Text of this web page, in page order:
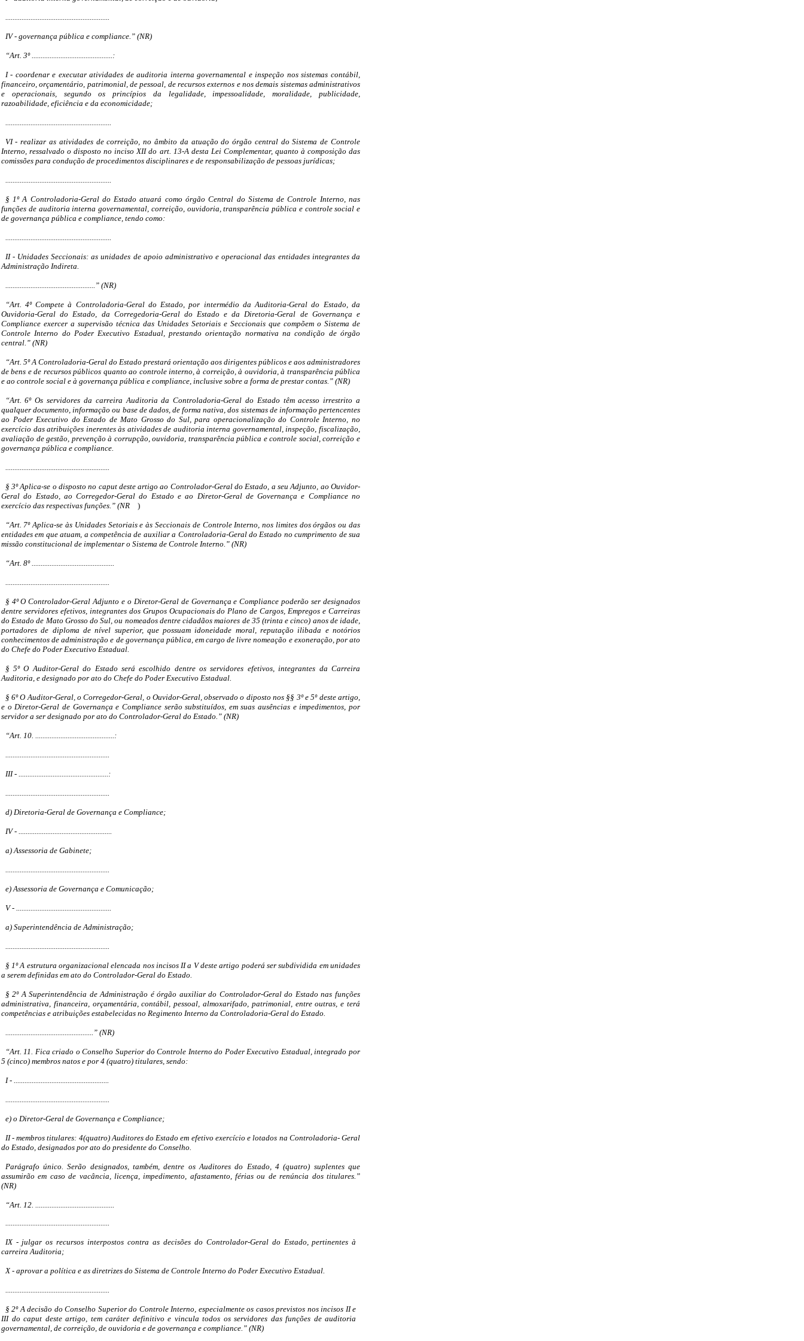
..........................................................
IV - governança pública e compliance.” (NR)
“Art. 3º .............................................:
I - coordenar e executar atividades de auditoria interna governamental e inspeção nos sistemas contábil,
financeiro, orçamentário, patrimonial, de pessoal, de recursos externos e nos demais sistemas administrativos
e operacionais, segundo os princípios da legalidade, impessoalidade, moralidade, publicidade,
razoabilidade, eficiência e da economicidade;
...........................................................
VI - realizar as atividades de correição, no âmbito da atuação do órgão central do Sistema de Controle
Interno, ressalvado o disposto no inciso XII do art. 13-A desta Lei Complementar, quanto à composição das
comissões para condução de procedimentos disciplinares e de responsabilização de pessoas jurídicas;
...........................................................
§ 1º A Controladoria-Geral do Estado atuará como órgão Central do Sistema de Controle Interno, nas
funções de auditoria interna governamental, correição, ouvidoria, transparência pública e controle social e
de governança pública e compliance, tendo como:
...........................................................
II - Unidades Seccionais: as unidades de apoio administrativo e operacional das entidades integrantes da
Administração Indireta.
..................................................” (NR)
“Art. 4º Compete à Controladoria-Geral do Estado, por intermédio da Auditoria-Geral do Estado, da
Ouvidoria-Geral do Estado, da Corregedoria-Geral do Estado e da Diretoria-Geral de Governança e
Compliance exercer a supervisão técnica das Unidades Setoriais e Seccionais que compõem o Sistema de
Controle Interno do Poder Executivo Estadual, prestando orientação normativa na condição de órgão
central.” (NR)
“Art. 5º A Controladoria-Geral do Estado prestará orientação aos dirigentes públicos e aos administradores
de bens e de recursos públicos quanto ao controle interno, à correição, à ouvidoria, à transparência pública
e ao controle social e à governança pública e compliance, inclusive sobre a forma de prestar contas.” (NR)
“Art. 6º Os servidores da carreira Auditoria da Controladoria-Geral do Estado têm acesso irrestrito a
qualquer documento, informação ou base de dados, de forma nativa, dos sistemas de informação pertencentes
ao Poder Executivo do Estado de Mato Grosso do Sul, para operacionalização do Controle Interno, no
exercício das atribuições inerentes às atividades de auditoria interna governamental, inspeção, fiscalização,
avaliação de gestão, prevenção à corrupção, ouvidoria, transparência pública e controle social, correição e
governança pública e compliance.
..........................................................
§ 3º Aplica-se o disposto no caput deste artigo ao Controlador-Geral do Estado, a seu Adjunto, ao Ouvidor-
Geral do Estado, ao Corregedor-Geral do Estado e ao Diretor-Geral de Governança e Compliance no
exercício das respectivas funções.” (NR
)
“Art. 7º Aplica-se às Unidades Setoriais e às Seccionais de Controle Interno, nos limites dos órgãos ou das
entidades em que atuam, a competência de auxiliar a Controladoria-Geral do Estado no cumprimento de sua
missão constitucional de implementar o Sistema de Controle Interno.” (NR)
“Art. 8º ..............................................
..........................................................
§ 4º O Controlador-Geral Adjunto e o Diretor-Geral de Governança e Compliance poderão ser designados
dentre servidores efetivos, integrantes dos Grupos Ocupacionais do Plano de Cargos, Empregos e Carreiras
do Estado de Mato Grosso do Sul, ou nomeados dentre cidadãos maiores de 35 (trinta e cinco) anos de idade,
portadores de diploma de nível superior, que possuam idoneidade moral, reputação ilibada e notórios
conhecimentos de administração e de governança pública, em cargo de livre nomeação e exoneração, por ato
do Chefe do Poder Executivo Estadual.
§ 5º O Auditor-Geral do Estado será escolhido dentre os servidores efetivos, integrantes da Carreira
Auditoria, e designado por ato do Chefe do Poder Executivo Estadual.
§ 6º O Auditor-Geral, o Corregedor-Geral, o Ouvidor-Geral, observado o diposto nos §§ 3º e 5º deste artigo,
e o Diretor-Geral de Governança e Compliance serão substituídos, em suas ausências e impedimentos, por
servidor a ser designado por ato do Controlador-Geral do Estado.” (NR)
“Art. 10. ............................................:
..........................................................
III - ..................................................:
..........................................................
d) Diretoria-Geral de Governança e Compliance;
IV - ....................................................
a) Assessoria de Gabinete;
..........................................................
e) Assessoria de Governança e Comunicação;
V - .....................................................
a) Superintendência de Administração;
..........................................................
§ 1º A estrutura organizacional elencada nos incisos II a V deste artigo poderá ser subdividida em unidades
a serem definidas em ato do Controlador-Geral do Estado.
§ 2º A Superintendência de Administração é órgão auxiliar do Controlador-Geral do Estado nas funções
administrativa, financeira, orçamentária, contábil, pessoal, almoxarifado, patrimonial, entre outras, e terá
competências e atribuições estabelecidas no Regimento Interno da Controladoria-Geral do Estado.
.................................................” (NR)
“Art. 11. Fica criado o Conselho Superior do Controle Interno do Poder Executivo Estadual, integrado por
5 (cinco) membros natos e por 4 (quatro) titulares, sendo:
I - .....................................................
..........................................................
e) o Diretor-Geral de Governança e Compliance;
II - membros titulares: 4(quatro) Auditores do Estado em efetivo exercício e lotados na Controladoria- Geral
do Estado, designados por ato do presidente do Conselho.
Parágrafo único. Serão designados, também, dentre os Auditores do Estado, 4 (quatro) suplentes que
assumirão em caso de vacância, licença, impedimento, afastamento, férias ou de renúncia dos titulares.”
(NR)
“Art. 12. ............................................
IX - julgar os recursos interpostos contra as decisões do Controlador-Geral do Estado, pertinentes à
carreira Auditoria;
X - aprovar a política e as diretrizes do Sistema de Controle Interno do Poder Executivo Estadual.
§ 2º A decisão do Conselho Superior do Controle Interno, especialmente os casos previstos nos incisos II e
III do caput deste artigo, tem caráter definitivo e vincula todos os servidores das funções de auditoria
governamental, de correição, de ouvidoria e de governança e compliance.” (NR)